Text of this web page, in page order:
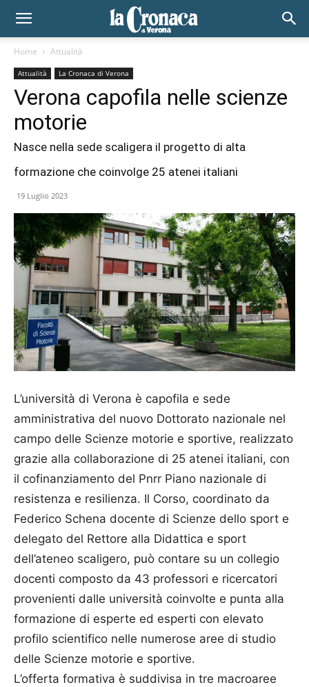
Home Attualità
Attualità La Cronaca di Verona
Verona capofila nelle scienze
motorie
Nasce nella sede scaligera il progetto di alta
formazione che coinvolge 25 atenei italiani
19 Luglio 2023
L’università di Verona è capofila e sede
amministrativa del nuovo Dottorato nazionale nel
campo delle Scienze motorie e sportive, realizzato
grazie alla collaborazione di 25 atenei italiani, con
il cofinanziamento del Pnrr Piano nazionale di
resistenza e resilienza. Il Corso, coordinato da
Federico Schena docente di Scienze dello sport e
delegato del Rettore alla Didattica e sport
dell’ateneo scaligero, può contare su un collegio
docenti composto da 43 professori e ricercatori
provenienti dalle università coinvolte e punta alla
formazione di esperte ed esperti con elevato
profilo scientifico nelle numerose aree di studio
delle Scienze motorie e sportive.
L’offerta formativa è suddivisa in tre macroaree